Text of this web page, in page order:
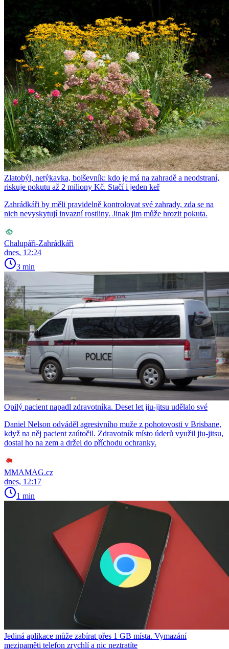
Zlatobýl, netýkavka, bolševník: kdo je má na zahradě a neodstraní,
riskuje pokutu až 2 miliony Kč. Stačí i jeden keř
Zahrádkáři by měli pravidelně kontrolovat své zahrady, zda se na
nich nevyskytují invazní rostliny. Jinak jim může hrozit pokuta.
Chalupáři-Zahrádkáři
dnes, 12:24
3 min
Opilý pacient napadl zdravotníka. Deset let jiu-jitsu udělalo své
Daniel Nelson odváděl agresivního muže z pohotovosti v Brisbane,
když na něj pacient zaútočil. Zdravotník místo úderů využil jiu-jitsu,
dostal ho na zem a držel do příchodu ochranky.
MMAMAG.cz
dnes, 12:17
1 min
Jediná aplikace může zabírat přes 1 GB místa. Vymazání
mezipaměti telefon zrychlí a nic neztratíte